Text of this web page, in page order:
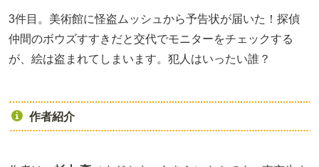
3件目。美術館に怪盗ムッシュから予告状が届いた！探偵
仲間のボウズすすきだと交代でモニターをチェックする
が、絵は盗まれてしまいます。犯人はいったい誰？
作者紹介